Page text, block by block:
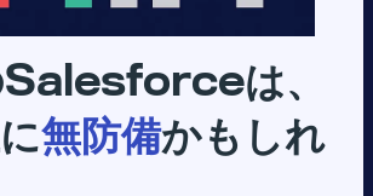
Salesforceは、
無防備かもしれ